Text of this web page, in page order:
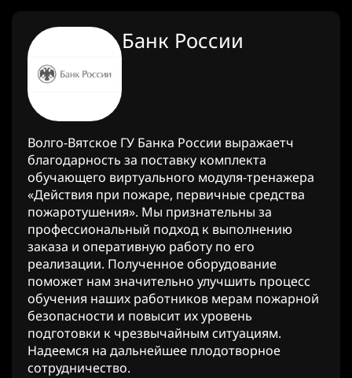
Банк России
Волго-Вятское ГУ Банка России выражаетч
благодарность за поставку комплекта
обучающего виртуального модуля-тренажера
«Действия при пожаре, первичные средства
пожаротушения». Мы признательны за
профессиональный подход к выполнению
заказа и оперативную работу по его
реализации. Полученное оборудование
поможет нам значительно улучшить процесс
обучения наших работников мерам пожарной
безопасности и повысит их уровень
подготовки к чрезвычайным ситуациям.
Надеемся на дальнейшее плодотворное
сотрудничество.